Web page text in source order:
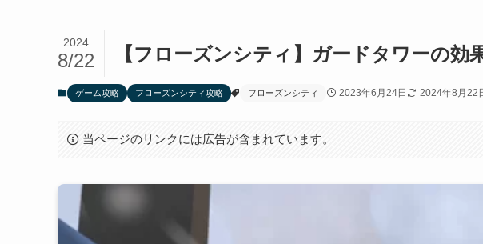
【フローズンシティ】ガードタワーの効
2024
8/22
ゲーム攻略 フローズンシティ攻略 フローズンシティ 2023年6月24日 2024年8月22
当ページのリンクには広告が含まれています。